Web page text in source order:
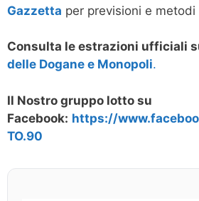
Gazzetta per previsioni e metodi
Consulta le estrazioni ufficiali
delle Dogane e Monopoli.
Il Nostro gruppo lotto su
Facebook: https://
TO.90